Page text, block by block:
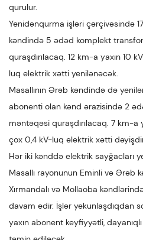
qurulur.
Yenidənqurma işləri çərçivəsində
kəndində 5 ədəd komplekt
quraşdırılacaq. 12 km-a yaxın 10
luq elektrik xətti yenilənəcək.
Masallının Ərəb kəndində də
abonenti olan kənd ərazisində 2
məntəqəsi quraşdırılacaq. 7 km-a
çox 0,4 kV-luq elektrik xətti
Hər iki kənddə elektrik sayğacları
Masallı rayonunun Eminli və Ərəb
Xırmandalı və Mollaoba
davam edir. İşlər yekunlaşdıqdan
yaxın abonent keyfiyyətli,